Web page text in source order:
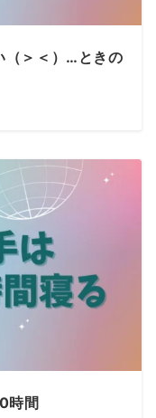
（＞＜）…ときの
時間